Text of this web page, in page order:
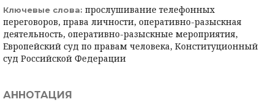
Ключевые слова: прослушивание телефонных
переговоров, права личности, оперативно-разыскная
деятельность, оперативно-разыскные мероприятия,
Европейский суд по правам человека, Конституционный
суд Российской Федерации
АННОТАЦИЯ